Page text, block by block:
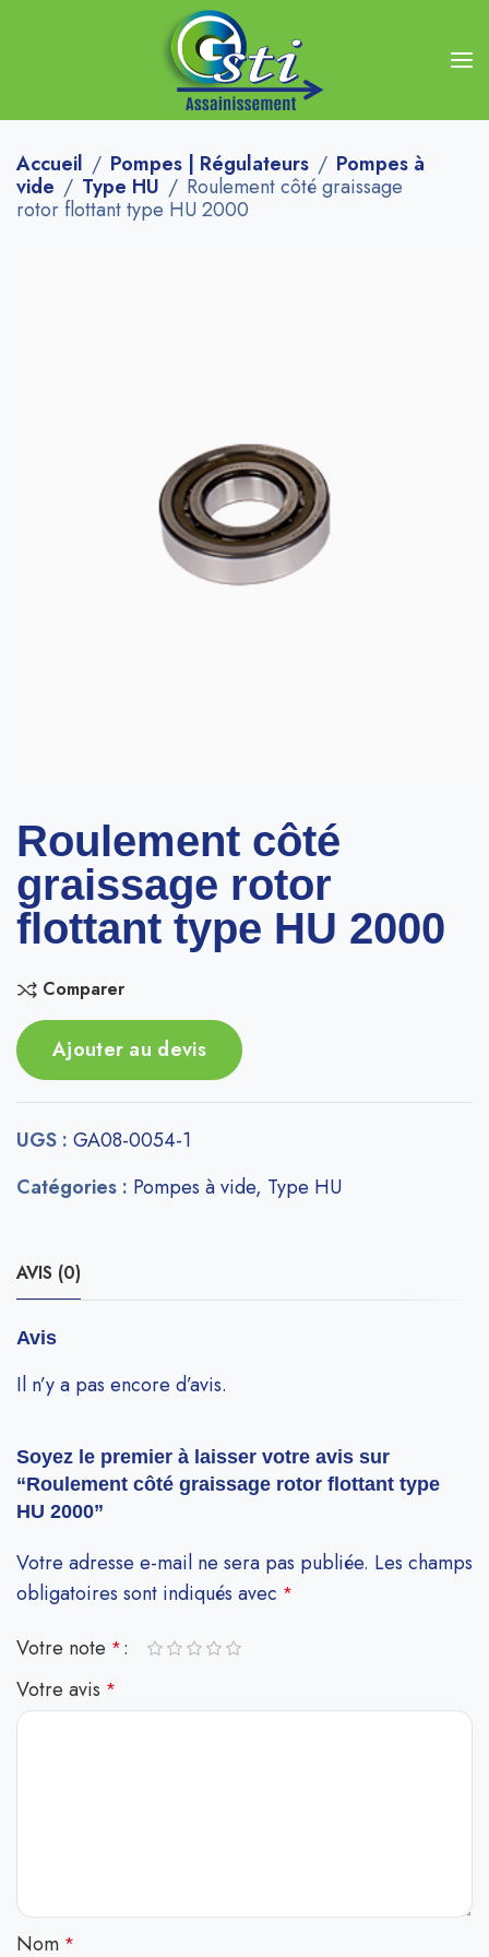
Accueil Pompes | Régulateurs
Pompes à
vide
Type HU
Roulement côté graissage
rotor flottant type HU 2000
Roulement côté
graissage rotor
flottant type HU 2000
Comparer
Ajouter au devis
UGS : GA08-0054-1
Catégories : Pompes à vide, Type HU
AVIS (0)
Avis
Il n’y a pas encore d’avis.
Soyez le premier à laisser votre avis sur
“Roulement côté graissage rotor flottant type
HU 2000”
Votre adresse e-mail ne sera pas publiée. Les champs
obligatoires sont indiqués avec *
Votre note *
Votre avis *
Nom *